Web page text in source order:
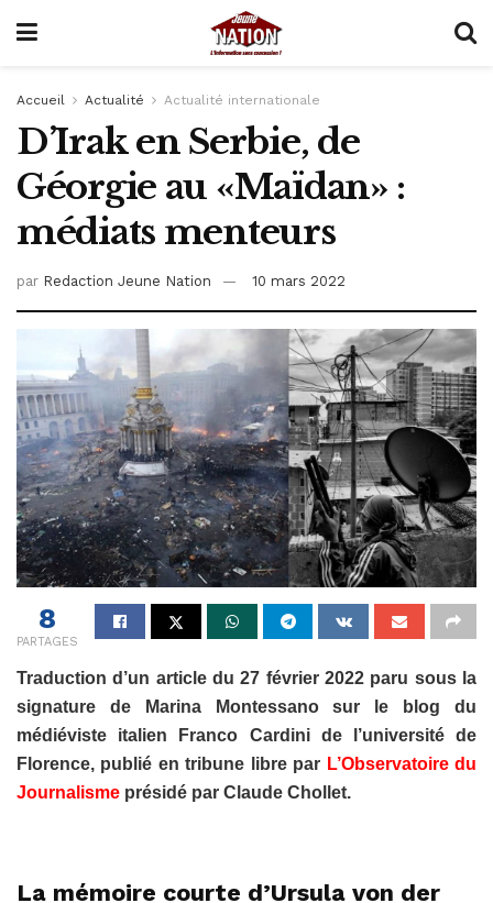
Accueil Actualité Actualité internationale
D’Irak en Serbie, de
Géorgie au «Maïdan» :
médiats menteurs
par Redaction Jeune Nation 10 mars 2022
8
PARTAGES
Traduction d’un article du 27 février 2022 paru sous la
signature de Marina Montessano sur le blog du
médiéviste italien Franco Cardini de l’université de
Florence, publié en tribune libre par L’Observatoire du
Journalisme présidé par Claude Chollet.
La mémoire courte d’Ursula von der